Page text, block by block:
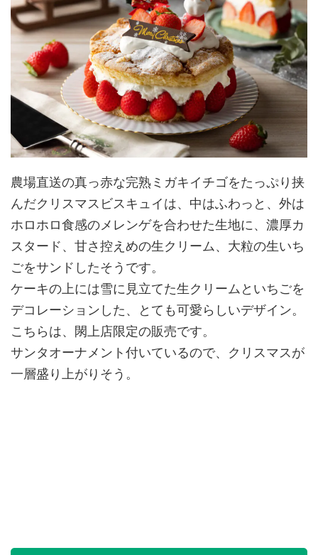
農場直送の真っ赤な完熟ミガキイチゴをたっぷり挟
んだクリスマスビスキュイは、中はふわっと、外は
ホロホロ食感のメレンゲを合わせた生地に、濃厚カ
スタード、甘さ控えめの生クリーム、大粒の生いち
ごをサンドしたそうです。
ケーキの上には雪に見立てた生クリームといちごを
デコレーションした、とても可愛らしいデザイン。
こちらは、閖上店限定の販売です。
サンタオーナメント付いているので、クリスマスが
一層盛り上がりそう。